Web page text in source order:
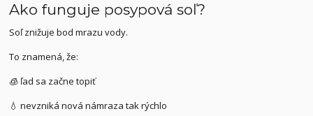
Ako funguje posypová soľ?
Soľ znižuje bod mrazu vody.
To znamená, že:
🧊 ľad sa začne topiť
💧 nevzniká nová námraza tak rýchlo